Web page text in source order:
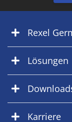
Rexel
Lösungen
Karriere